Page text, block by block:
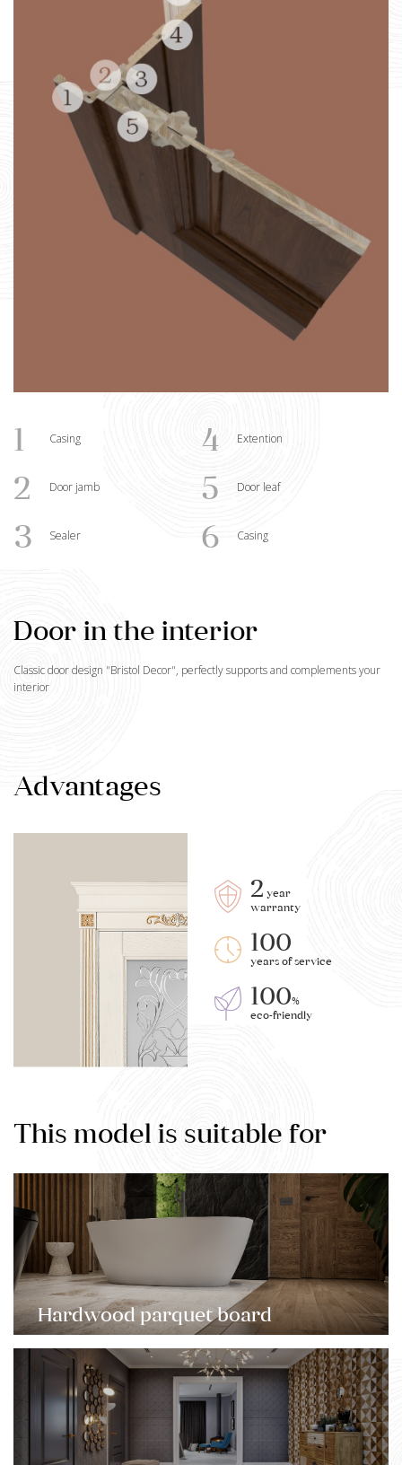
1 Casing 4 Extention
2 Door jamb 5 Door leaf
3 Sealer 6 Casing
Door in the interior
Classic door design "Bristol Decor", perfectly supports and complements your
interior
Advantages
2 year
warranty
100
years of service
100%
eco-friendly
This model is suitable for
Hardwood parquet board